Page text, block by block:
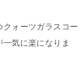
ォーツガラスコー
気に楽になりま